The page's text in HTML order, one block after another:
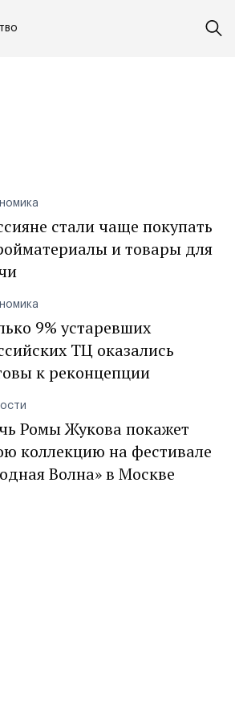
стали чаще покупать
и товары для
9% устаревших
ТЦ оказались
к реконцепции
Ромы Жукова покажет
коллекцию на фестивале
Волна» в Москве